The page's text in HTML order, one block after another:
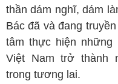
thần dám nghĩ, dám
Bác đã và đang
tâm thực hiện những
Việt Nam trở thành
trong tương lai.